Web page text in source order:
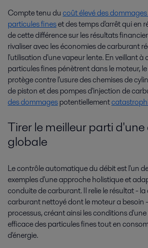
Compte tenu ducoût élevé des
particules fineset des temps d'arrêt qui en
de cette différence sur les résultats
rivaliser avec les économies de carburant
l'utilisation d'une vapeur lente. En veillant à
particules fines pénètrent dans le moteur,
protège contre l'usure des chemises de
de piston et des pompes d'injection de
des dommagespotentiellement
Tirer le meilleur parti
globale
Le contrôle automatique du débit est l'un
exemples d'une approche holistique et
conduite de carburant. Il relie le résultat -
carburant nettoyé dont le moteur a besoin
processus, créant ainsi les conditions
efficace des particules fines tout en
d'énergie.